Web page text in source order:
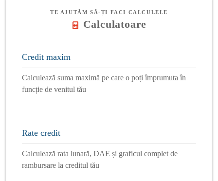
TE AJUTĂM SĂ-ȚI FACI CALCULELE
Calculatoare
Credit maxim
Calculează suma maximă pe care o poți împrumuta în
funcție de venitul tău
Rate credit
Calculează rata lunară, DAE și graficul complet de
rambursare la creditul tău